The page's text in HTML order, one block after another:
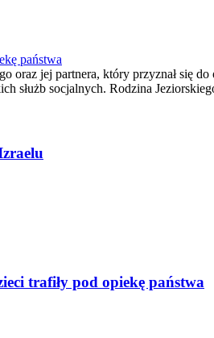
państwa
oraz jej partnera, który przyznał się
służb socjalnych. Rodzina
trafiły pod opiekę państwa